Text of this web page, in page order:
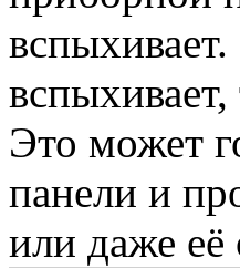
Это может
панели и
или даже её